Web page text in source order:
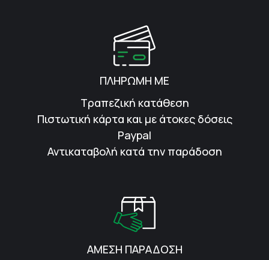
ΠΛΗΡΩΜΗ ΜΕ
Τραπεζική κατάθεση
Πιστωτική κάρτα και με άτοκες δόσεις
Paypal
Αντικαταβολή κατά την παράδοση
ΑΜΕΣΗ ΠΑΡΑΔΟΣΗ